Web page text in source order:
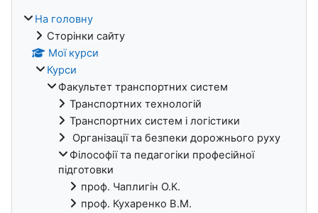
На головну
Сторінки сайту
Мої курси
Курси
Факультет транспортних систем
Транспортних технологій
Транспортних систем і логістики
Організації та безпеки дорожнього руху
Філософії та педагогіки професійної
підготовки
проф. Чаплигін О.К.
проф. Кухаренко В.М.